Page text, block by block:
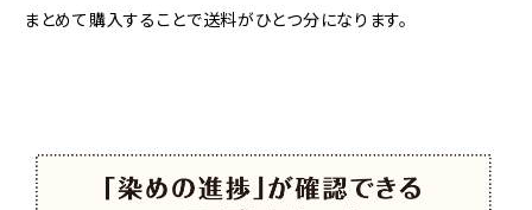
まとめて購入することで送料がひとつ分になります。